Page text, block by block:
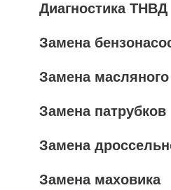
Диагностика ТНВД
Замена
Замена масляного
Замена патрубков
Замена
Замена маховика